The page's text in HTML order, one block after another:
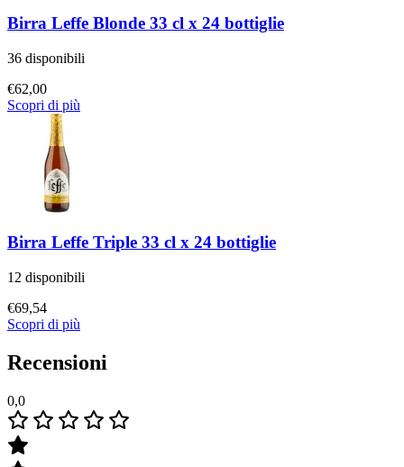
Birra Leffe Blonde 33 cl x 24 bottiglie
36 disponibili
€62,00
Scopri di più
Birra Leffe Triple 33 cl x 24 bottiglie
12 disponibili
€69,54
Scopri di più
Recensioni
0,0